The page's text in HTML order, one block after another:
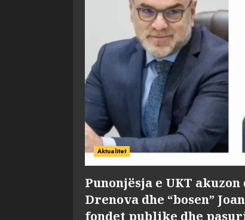
Aktualitet
Punonjësja e UKT
Drenova dhe “bosen”
fondet publike dhe